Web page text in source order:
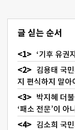
글 싣는 순서
‘기후 유권
김용태 국
지 편식하지 말아
박지혜 더
‘패소 전문’이 아
김소희 국